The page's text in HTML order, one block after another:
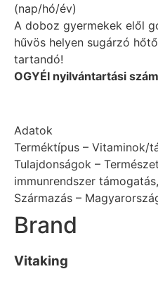
(nap/hó/év)
A doboz gyermekek elől
hűvös helyen sugárzó
tartandó!
OGYÉI nyilvántartási
Adatok
Terméktípus – Vitaminok/
Tulajdonságok –
immunrendszer
Származás –
Brand
Vitaking